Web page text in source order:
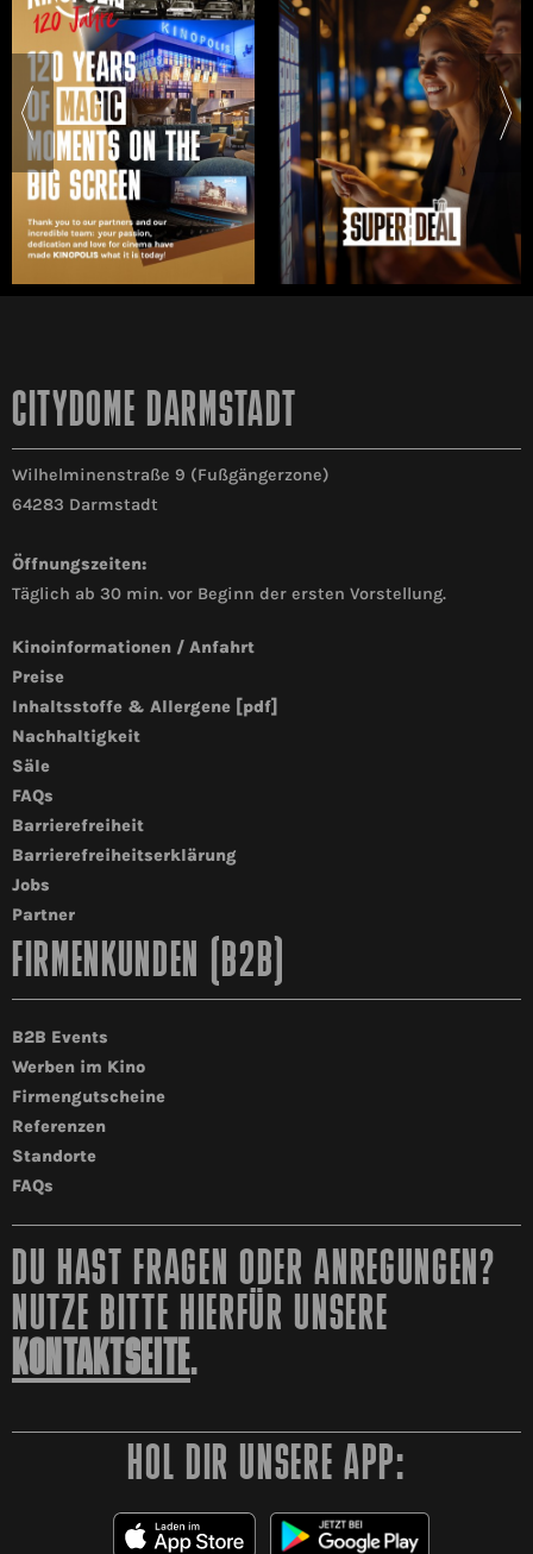
CITYDOME DARMSTADT
Wilhelminenstraße 9 (Fußgängerzone)
64283 Darmstadt
Öffnungszeiten:
Täglich ab 30 min. vor Beginn der ersten Vorstellung.
Kinoinformationen / Anfahrt
Preise
Inhaltsstoffe & Allergene [pdf]
Nachhaltigkeit
Säle
FAQs
Barrierefreiheit
Barrierefreiheitserklärung
Jobs
Partner
FIRMENKUNDEN (B2B)
B2B Events
Werben im Kino
Firmengutscheine
Referenzen
Standorte
FAQs
DU HAST FRAGEN ODER ANREGUNGEN?
NUTZE BITTE HIERFÜR UNSERE
KONTAKTSEITE.
HOL DIR UNSERE APP: